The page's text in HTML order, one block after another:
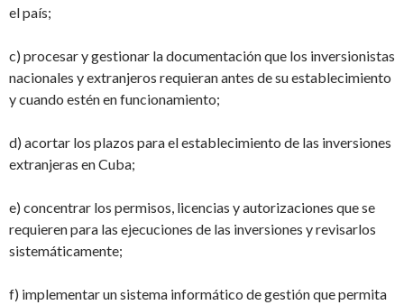
el país;
c) procesar y gestionar la documentación que los inversionistas
nacionales y extranjeros requieran antes de su establecimiento
y cuando estén en funcionamiento;
d) acortar los plazos para el establecimiento de las inversiones
extranjeras en Cuba;
e) concentrar los permisos, licencias y autorizaciones que se
requieren para las ejecuciones de las inversiones y revisarlos
sistemáticamente;
f) implementar un sistema informático de gestión que permita